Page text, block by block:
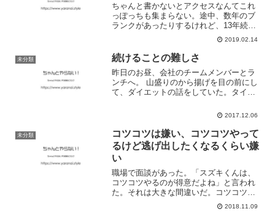
ちゃんと書かないとアクセスなんてこれ
っぽっちも集まらない。途中、数年のブ
ランクがあったりするけれど、13年続い
ているんだよ。そんなブログがあるだけ
で、僕は随分と救われるのだ。適当に、
のんびりやっていこう。って話。納品物
に追われて、企画書に追...
2019.02.14
未分類 続けることの難しさ
昨日のお昼、会社のチームメンバーとラ
ンチへ。 山盛りのから揚げを目の前にし
て、ダイエットの話をしていた。タイミ
を減らし、低カロリーなおかずを増や
を飲むことが難しい。 ...
2017.12.06
未分類
コツコツは嫌い、コツコツやって
るけど逃げ出したくなるくらい嫌
い
職場で面談があった。「スズキくんは、
コツコツやるのが得意だよね」と言われ
た。それは大きな間違いだ。コツコツは
嫌い、派手でパーッとしたことが好き。
でも、仕事だからやるだけのこと。仕事
2018.11.09